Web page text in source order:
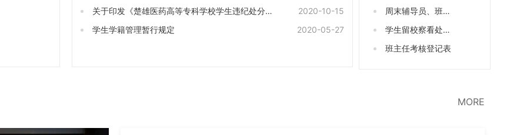
2020-10-15
关于印发《楚雄医药高等专科学校学生违纪处分办
法》的...
2020-05-27
学生学籍管理暂行规定
定
周末辅导员、班主
任例会记录表
学生留校察看处分
考察表
班主任考核登记表
MORE